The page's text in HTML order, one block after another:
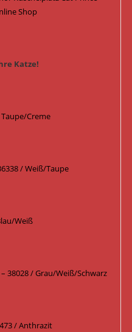
Shop
Katze!
Creme
/ Weiß/Taupe
Weiß
38028 / Grau/Weiß/Schwarz
/ Anthrazit